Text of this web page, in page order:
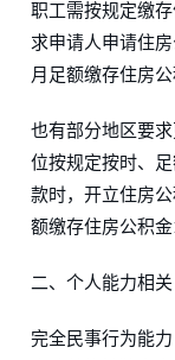
职工需按规定缴
求申请人申请住
月足额缴存住房
也有部分地区要
位按规定按时、
款时，开立住房
额缴存住房公积金
二、个人能力相关
完全民事行为能